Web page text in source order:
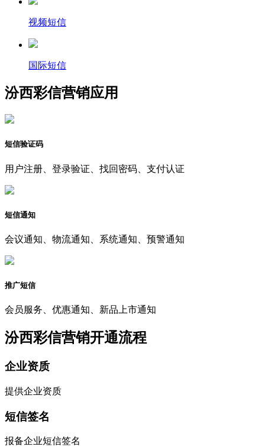
视频短信
国际短信
汾西彩信营销应用
短信验证码
用户注册、登录验证、找回密码、支付认证
短信通知
会议通知、物流通知、系统通知、预警通知
推广短信
会员服务、优惠通知、新品上市通知
汾西彩信营销开通流程
企业资质
提供企业资质
短信签名
报备企业短信签名